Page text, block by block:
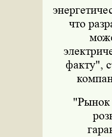
что
факту",
"Рынок